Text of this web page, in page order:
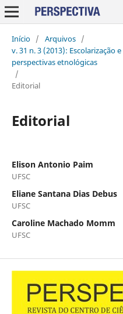
Início / Arquivos /
v. 31 n. 3 (2013): Escolarização
perspectivas etnológicas
/
Editorial
Editorial
Elison Antonio Paim
UFSC
Eliane Santana Dias Debus
UFSC
Caroline Machado Momm
UFSC